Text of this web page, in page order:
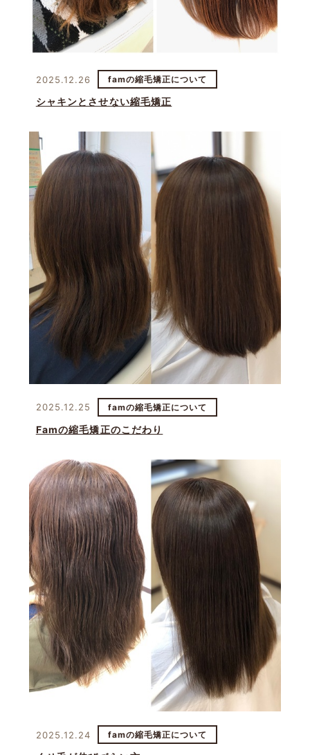
2025.12.26 famの縮毛矯正について
シャキンとさせない縮毛矯正
2025.12.25 famの縮毛矯正について
Famの縮毛矯正のこだわり
2025.12.24 famの縮毛矯正について